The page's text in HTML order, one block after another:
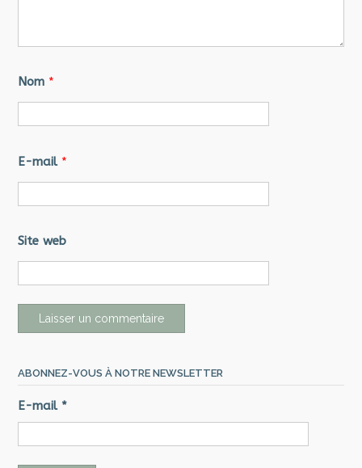
Nom *
E-mail *
Site web
ABONNEZ-VOUS À NOTRE NEWSLETTER
E-mail *